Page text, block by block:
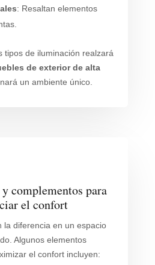
: Resaltan elementos
tipos de iluminación realzará
de exterior de alta
un ambiente único.
complementos para
el confort
la diferencia en un espacio
Algunos elementos
el confort incluyen: